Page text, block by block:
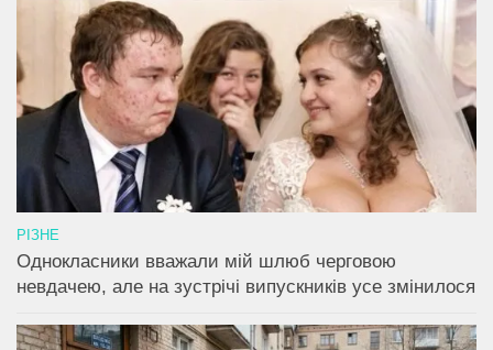
РІЗНЕ
Однокласники вважали мій шлюб черговою
невдачею, але на зустрічі випускників усе змінилося